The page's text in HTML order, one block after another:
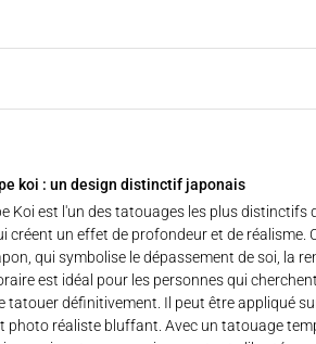
koi : un design distinctif japonais
Koi est l'un des tatouages les plus distinctifs
créent un effet de profondeur et de réalisme.
qui symbolise le dépassement de soi, la
est idéal pour les personnes qui
tatouer définitivement. Il peut être appliqué
photo réaliste bluffant. Avec un tatouage